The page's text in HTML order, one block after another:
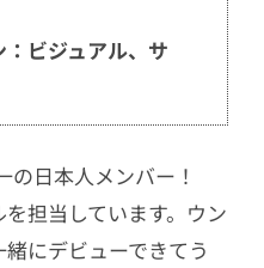
ビジュアル、サ
の日本人メンバー！
担当しています。ウン
にデビューできてう